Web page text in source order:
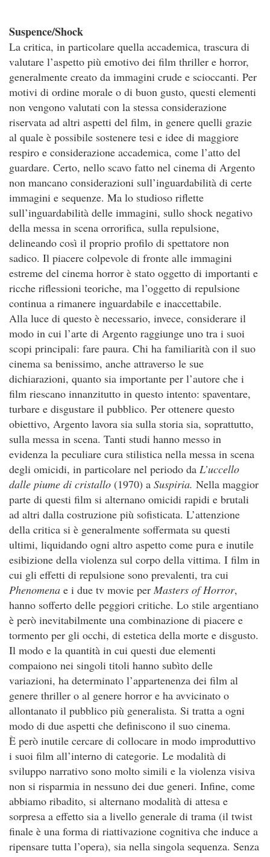
Suspence/Shock
La critica, in particolare quella accademica, trascura di
valutare l’aspetto più emotivo dei film thriller e horror,
generalmente creato da immagini crude e scioccanti. Per
motivi di ordine morale o di buon gusto, questi elementi
non vengono valutati con la stessa considerazione
riservata ad altri aspetti del film, in genere quelli grazie
al quale è possibile sostenere tesi e idee di maggiore
respiro e considerazione accademica, come l’atto del
guardare. Certo, nello scavo fatto nel cinema di Argento
non mancano considerazioni sull’inguardabilità di certe
immagini e sequenze. Ma lo studioso riflette
sull’inguardabilità delle immagini, sullo shock negativo
della messa in scena orrorifica, sulla repulsione,
delineando così il proprio profilo di spettatore non
sadico. Il piacere colpevole di fronte alle immagini
estreme del cinema horror è stato oggetto di importanti e
ricche riflessioni teoriche, ma l’oggetto di repulsione
continua a rimanere inguardabile e inaccettabile.
Alla luce di questo è necessario, invece, considerare il
modo in cui l’arte di Argento raggiunge uno tra i suoi
scopi principali: fare paura. Chi ha familiarità con il suo
cinema sa benissimo, anche attraverso le sue
dichiarazioni, quanto sia importante per l’autore che i
film riescano innanzitutto in questo intento: spaventare,
turbare e disgustare il pubblico. Per ottenere questo
obiettivo, Argento lavora sia sulla storia sia, soprattutto,
sulla messa in scena. Tanti studi hanno messo in
evidenza la peculiare cura stilistica nella messa in scena
degli omicidi, in particolare nel periodo da L’uccello
dalle piume di cristallo (1970) a Suspiria. Nella maggior
parte di questi film si alternano omicidi rapidi e brutali
ad altri dalla costruzione più sofisticata. L’attenzione
della critica si è generalmente soffermata su questi
ultimi, liquidando ogni altro aspetto come pura e inutile
esibizione della violenza sul corpo della vittima. I film in
cui gli effetti di repulsione sono prevalenti, tra cui
Phenomena e i due tv movie per Masters of Horror,
hanno sofferto delle peggiori critiche. Lo stile argentiano
è però inevitabilmente una combinazione di piacere e
tormento per gli occhi, di estetica della morte e disgusto.
Il modo e la quantità in cui questi due elementi
compaiono nei singoli titoli hanno subìto delle
variazioni, ha determinato l’appartenenza dei film al
genere thriller o al genere horror e ha avvicinato o
allontanato il pubblico più generalista. Si tratta a ogni
modo di due aspetti che definiscono il suo cinema.
È però inutile cercare di collocare in modo improduttivo
i suoi film all’interno di categorie. Le modalità di
sviluppo narrativo sono molto simili e la violenza visiva
non si risparmia in nessuno dei due generi. Infine, come
abbiamo ribadito, si alternano modalità di attesa e
sorpresa a effetto sia a livello generale di trama (il twist
finale è una forma di riattivazione cognitiva che induce a
ripensare tutta l’opera), sia nella singola sequenza. Senza